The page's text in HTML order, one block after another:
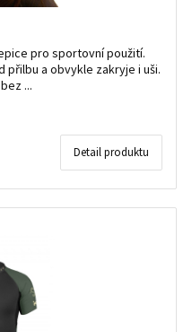
pro sportovní použití.
přilbu a obvykle zakryje i uši.
...
Detail produktu